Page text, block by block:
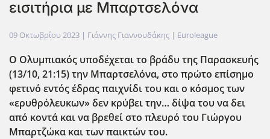
εισιτήρια με Μπαρτσελόνα
09 Οκτωβρίου 2023 | Γιάννης Γιαννουδάκης | Euroleague
Ο Ολυμπιακός υποδέχεται το βράδυ της Παρασκευής
(13/10, 21:15) την Μπαρτσελόνα, στο πρώτο επίσημο
φετινό εντός έδρας παιχνίδι του και ο κόσμος των
«ερυθρόλευκων» δεν κρύβει την… δίψα του να δει
από κοντά και να βρεθεί στο πλευρό του Γιώργου
Μπαρτζώκα και των παικτών του.